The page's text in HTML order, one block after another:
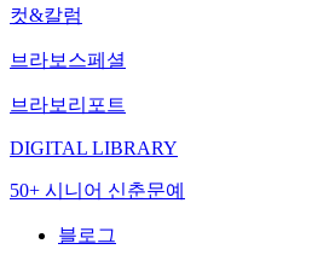
컷&칼럼
브라보스페셜
브라보리포트
DIGITAL LIBRARY
50+ 시니어 신춘문예
블로그